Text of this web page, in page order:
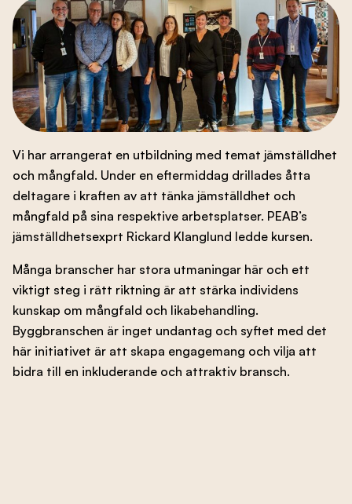
Evenemang
Branschens utveckling
Kontakta oss
Besök nbf.se
Vi har arrangerat en utbildning med temat jämställdhet
och mångfald. Under en eftermiddag drillades åtta
deltagare i kraften av att tänka jämställdhet och
mångfald på sina respektive arbetsplatser. PEAB’s
jämställdhetsexprt Rickard Klanglund ledde kursen.
Många branscher har stora utmaningar här och ett
viktigt steg i rätt riktning är att stärka individens
kunskap om mångfald och likabehandling.
Byggbranschen är inget undantag och syftet med det
här initiativet är att skapa engagemang och vilja att
bidra till en inkluderande och attraktiv bransch.